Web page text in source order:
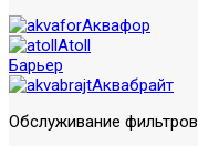
Аквафор
Atoll
Барьер
Аквабрайт
Обслуживание фильтров